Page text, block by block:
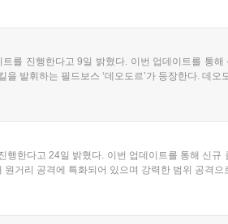
를 진행한다고 9일 밝혔다. 이번 업데이트를 통
발휘하는 필드보스 ‘데오도르’가 등장한다. 데오
한다고 24일 밝혔다. 이번 업데이트를 통해 신규
거리 공격에 특화되어 있으며 강력한 범위 공격으